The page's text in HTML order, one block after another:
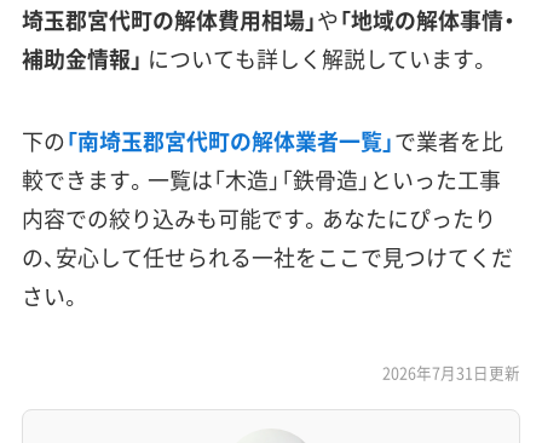
埼玉郡宮代町の解体費用相場」や「地域の解体事情・
補助金情報」 についても詳しく解説しています。
下の「南埼玉郡宮代町の解体業者一覧」で業者を比
較できます。一覧は「木造」「鉄骨造」といった工事
内容での絞り込みも可能です。あなたにぴったり
の、安心して任せられる一社をここで見つけてくだ
さい。
2026年7月31日更新